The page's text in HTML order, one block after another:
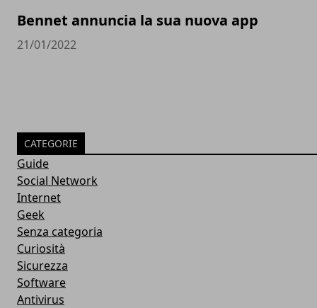
Bennet annuncia la sua nuova app
21/01/2022
CATEGORIE
Guide
Social Network
Internet
Geek
Senza categoria
Curiosità
Sicurezza
Software
Antivirus